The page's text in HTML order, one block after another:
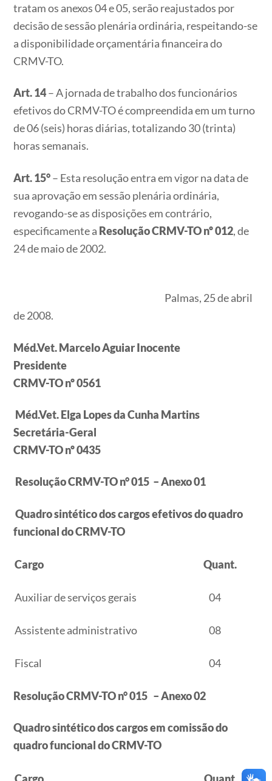
tratam os anexos 04 e 05, serão reajustados por
decisão de sessão plenária ordinária, respeitando-se
a disponibilidade orçamentária financeira do
CRMV-TO.
Art. 14– A jornada de trabalho dos funcionários
efetivos do CRMV-TO é compreendida em um turno
de 06 (seis) horas diárias, totalizando 30 (trinta)
horas semanais.
Art. 15°– Esta resolução entra em vigor na data de
sua aprovação em sessão plenária ordinária,
revogando-se as disposições em contrário,
especificamente a Resolução CRMV-TO nº 012, de
24 de maio de 2002.
Palmas, 25 de abril
de 2008.
Méd.Vet. Marcelo Aguiar Inocente
Presidente
CRMV-TO nº 0561
Méd.Vet. Elga Lopes da Cunha Martins
Secretária-Geral
CRMV-TO nº 0435
Resolução CRMV-TO n° 015 – Anexo 01
Quadro sintético dos cargos efetivos do quadro
funcional do CRMV-TO
Cargo Quant.
Auxiliar de serviços gerais 04
Assistente administrativo 08
Fiscal 04
Resolução CRMV-TO n° 015 – Anexo 02
Quadro sintético dos cargos em comissão do
quadro funcional do CRMV-TO